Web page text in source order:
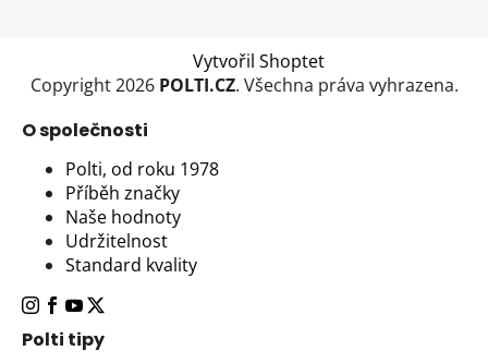
Vytvořil Shoptet
Copyright 2026 POLTI.CZ. Všechna práva vyhrazena.
O společnosti
Polti, od roku 1978
Příběh značky
Naše hodnoty
Udržitelnost
Standard kvality
Polti tipy